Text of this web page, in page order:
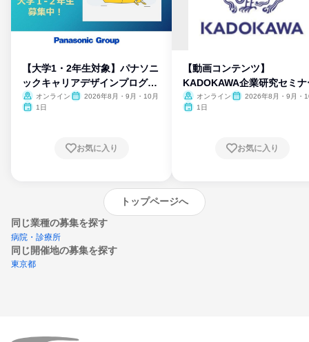
【大学1・2年生対象】パナソニ
ックキャリアデザインプログラ
ム
オンライン
2026年8月・9月・10月
1日
お気に入り
【動画コンテンツ】
KADOKAWA企業研究セミナ
オンライン
2026年8月・9月・
1日
お気に入り
トップページへ
同じ業種の募集を探す
病院・診療所
同じ開催地の募集を探す
東京都